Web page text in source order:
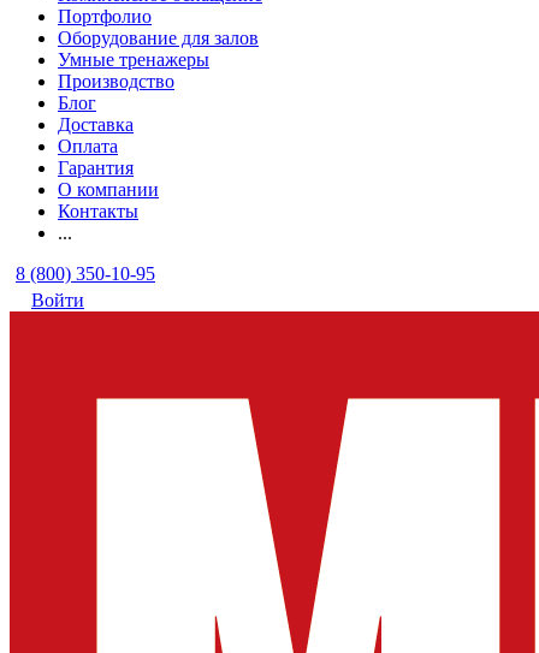
Портфолио
Оборудование для залов
Умные тренажеры
Производство
Блог
Доставка
Оплата
Гарантия
О компании
Контакты
...
8 (800) 350-10-95
Войти